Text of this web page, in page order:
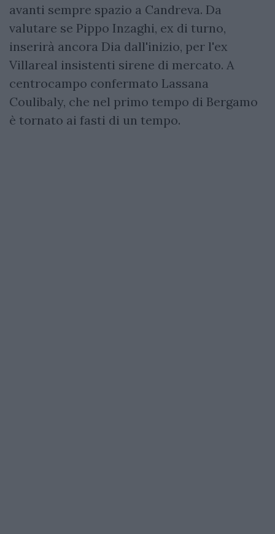
avanti sempre spazio a Candreva. Da
valutare se Pippo Inzaghi, ex di turno,
inserirà ancora Dia dall'inizio, per l'ex
Villareal insistenti sirene di mercato. A
centrocampo confermato Lassana
Coulibaly, che nel primo tempo di Bergamo
è tornato ai fasti di un tempo.